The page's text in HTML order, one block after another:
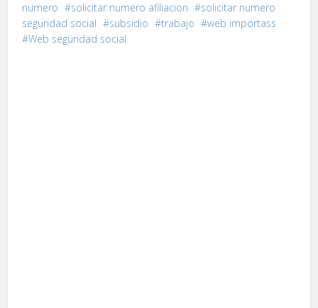
numero
solicitar numero afiliacion
solicitar numero
seguridad social
subsidio trabajo
web importass
Web seguridad social